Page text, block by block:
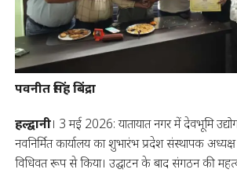
पवनीत सिंह बिंद्रा
हल्द्वानी। 3 मई 2026: यातायात नगर में देवभूमि
नवनिर्मित कार्यालय का शुभारंभ प्रदेश संस्थापक
विधिवत रूप से किया। उद्घाटन के बाद संगठन की